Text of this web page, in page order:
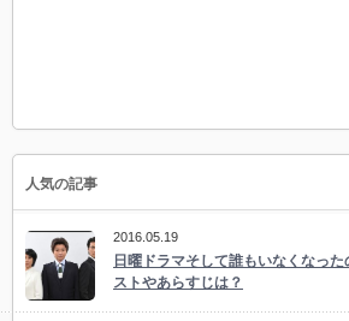
人気の記事
2016.05.19
日曜ドラマそして誰もいなくなっ
ストやあらすじは？